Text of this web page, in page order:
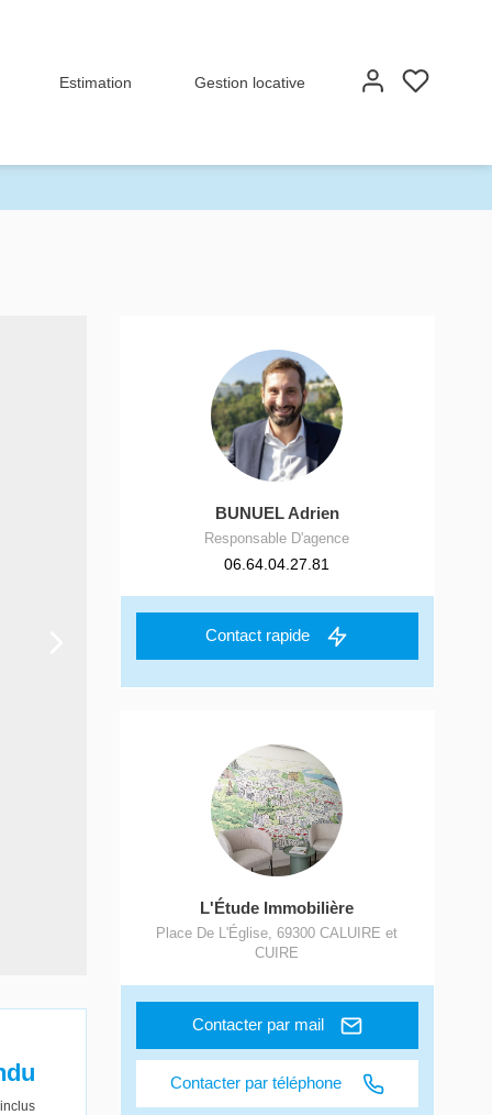
Estimation Gestion locative
BUNUEL Adrien
Responsable D'agence
06.64.04.27.81
Contact rapide
L'Étude Immobilière
Place De L'Église,69300 CALUIRE et
CUIRE
Contacter par mail
Contacter par téléphone